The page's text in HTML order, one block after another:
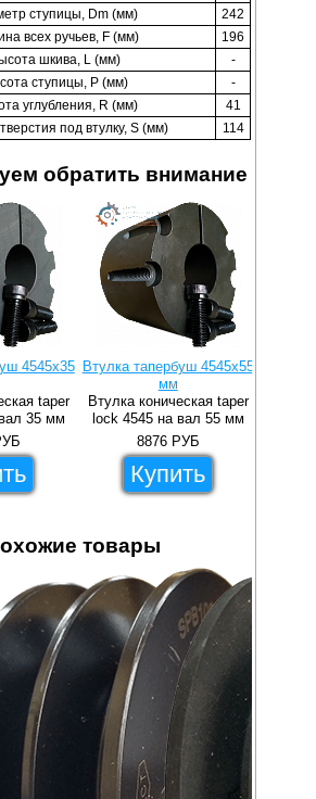
ступицы, Dm (мм)
242
всех ручьев, F (мм)
196
шкива, L (мм)
-
ступицы, P (мм)
-
углубления, R (мм)
41
под втулку, S (мм)
114
обратить внимание
4545x35
taper
35 мм
Втулка тапербуш 4545x55
мм
Втулка коническая taper
lock 4545 на вал 55 мм
8876 РУБ
Купить
товары